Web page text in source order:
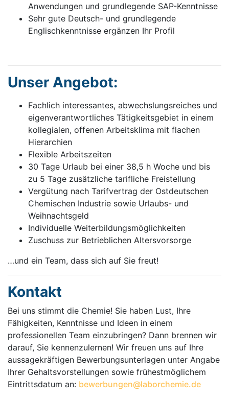
Anwendungen und grundlegende SAP-Kenntnisse
Sehr gute Deutsch- und grundlegende
Englischkenntnisse ergänzen Ihr Profil
Unser Angebot:
Fachlich interessantes, abwechslungsreiches und
eigenverantwortliches Tätigkeitsgebiet in einem
kollegialen, offenen Arbeitsklima mit flachen
Hierarchien
Flexible Arbeitszeiten
30 Tage Urlaub bei einer 38,5 h Woche und bis
zu 5 Tage zusätzliche tarifliche Freistellung
Vergütung nach Tarifvertrag der Ostdeutschen
Chemischen Industrie sowie Urlaubs- und
Weihnachtsgeld
Individuelle Weiterbildungsmöglichkeiten
Zuschuss zur Betrieblichen Altersvorsorge
…und ein Team, dass sich auf Sie freut!
Kontakt
Bei uns stimmt die Chemie! Sie haben Lust, Ihre
Fähigkeiten, Kenntnisse und Ideen in einem
professionellen Team einzubringen? Dann brennen wir
darauf, Sie kennenzulernen! Wir freuen uns auf Ihre
aussagekräftigen Bewerbungsunterlagen unter Angabe
Ihrer Gehaltsvorstellungen sowie frühestmöglichem
Eintrittsdatum an: bewerbungen@laborchemie.de